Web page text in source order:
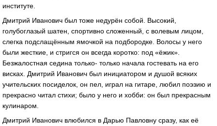
институте.
Дмитрий Иванович был тоже недурён собой. Высокий,
голубоглазый шатен, спортивно сложенный, с волевым лицом,
слегка подслащённым ямочкой на подбородке. Волосы у него
были жесткие, и стригся он всегда коротко: под «ёжик».
Безжалостная седина только- только начала гостевать на его
висках. Дмитрий Иванович был инициатором и душой всяких
учительских посиделок, он пел, играл на гитаре, любил поэзию и
прекрасно читал стихи; было у него и хобби: он был прекрасным
кулинаром.
Дмитрий Иванович влюбился в Дарью Павловну сразу, как её